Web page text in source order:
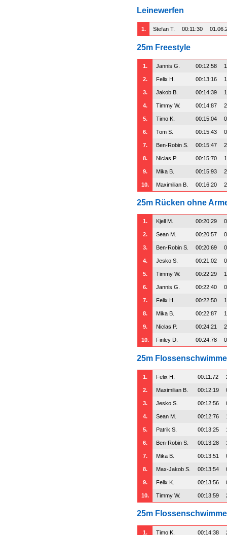
Leinewerfen
1. Stefan T. 00:11:30
25m Freestyle
1. Jannis G. 00:12:58
2. Felix H. 00:13:16
3. Jakob B. 00:14:39
4. Timmy W. 00:14:87
5. Timo K. 00:15:04
6. Tom S. 00:15:43
7. Ben-Robin S. 00:15:47
8. Niclas P. 00:15:70
9. Mika B. 00:15:93
10. Maximilian B. 00:16:20
25m Rücken ohne
1. Kjell M. 00:20:29
2. Sean M. 00:20:57
3. Ben-Robin S. 00:20:69
4. Jesko S. 00:21:02
5. Timmy W. 00:22:29
6. Jannis G. 00:22:40
7. Felix H. 00:22:50
8. Mika B. 00:22:87
9. Niclas P. 00:24:21
10. Finley D. 00:24:78
25m
1. Felix H. 00:11:72
2. Maximilian B. 00:12:19
3. Jesko S. 00:12:56
4. Sean M. 00:12:76
5. Patrik S. 00:13:25
6. Ben-Robin S. 00:13:28
7. Mika B. 00:13:51
8. Max-Jakob S. 00:13:54
9. Felix K. 00:13:56
10. Timmy W. 00:13:59
25m
1. Timo K. 00:14:38